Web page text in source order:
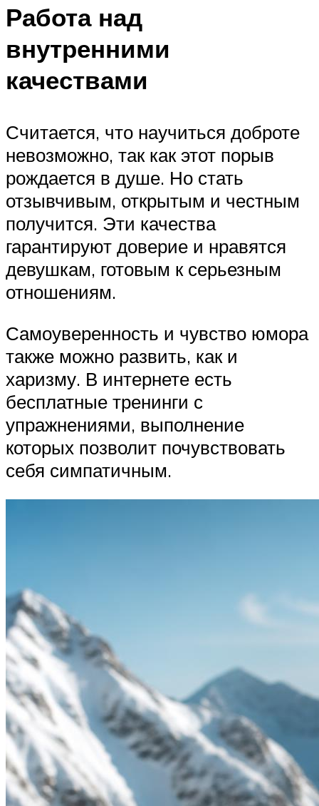
Работа над
внутренними
качествами
Считается, что научиться доброте
невозможно, так как этот порыв
рождается в душе. Но стать
отзывчивым, открытым и честным
получится. Эти качества
гарантируют доверие и нравятся
девушкам, готовым к серьезным
отношениям.
Самоуверенность и чувство юмора
также можно развить, как и
харизму. В интернете есть
бесплатные тренинги с
упражнениями, выполнение
которых позволит почувствовать
себя симпатичным.